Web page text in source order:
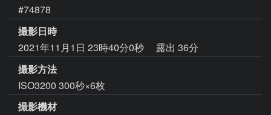
#74878
撮影日時
2021年11月1日 23時40分0秒
露出 36分
撮影方法
ISO3200 300秒×6枚
撮影機材